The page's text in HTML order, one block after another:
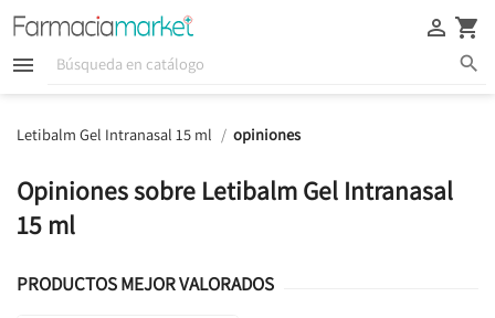
  
 
Letibalm Gel Intranasal 15 ml opiniones
Opiniones sobre Letibalm Gel Intranasal
15 ml
PRODUCTOS MEJOR VALORADOS